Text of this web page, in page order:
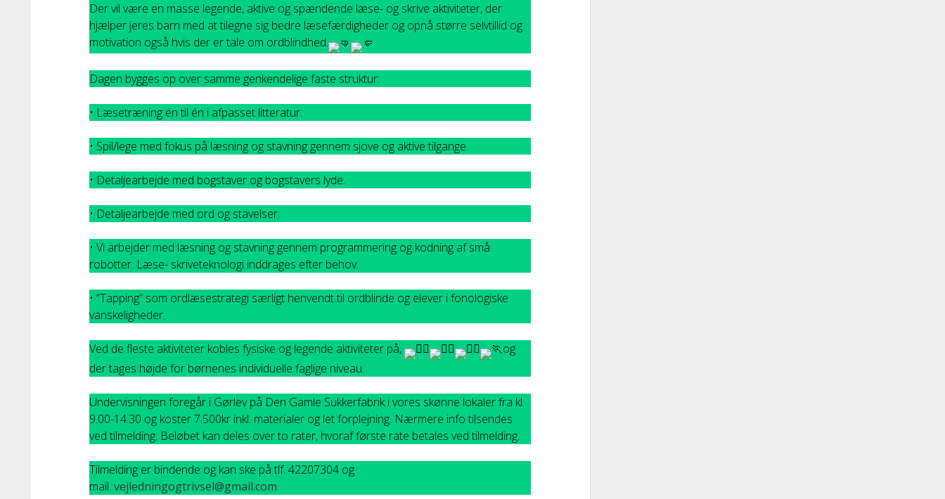
Der vil være en masse legende, aktive og spændende læse- og skrive aktiviteter, der
hjælper jeres barn med at tilegne sig bedre læsefærdigheder og opnå større selvtillid og
motivation også hvis der er tale om ordblindhed.
Dagen bygges op over samme genkendelige faste struktur:
• Læsetræning én til én i afpasset litteratur.
• Spil/lege med fokus på læsning og stavning gennem sjove og aktive tilgange.
• Detaljearbejde med bogstaver og bogstavers lyde.
• Detaljearbejde med ord og stavelser.
• Vi arbejder med læsning og stavning gennem programmering og kodning af små
robotter. Læse- skriveteknologi inddrages efter behov.
• ”Tapping” som ordlæsestrategi særligt henvendt til ordblinde og elever i fonologiske
vanskeligheder.
Ved de fleste aktiviteter kobles fysiske og legende aktiviteter på,
og
der tages højde for børnenes individuelle faglige niveau.
Undervisningen foregår i Gørlev på Den Gamle Sukkerfabrik i vores skønne lokaler fra kl.
9.00-14.30 og koster 7.500kr inkl. materialer og let forplejning. Nærmere info tilsendes
ved tilmelding. Beløbet kan deles over to rater, hvoraf første rate betales ved tilmelding.
Tilmelding er bindende og kan ske på tlf. 42207304 og
mail. vejledningogtrivsel@gmail.com